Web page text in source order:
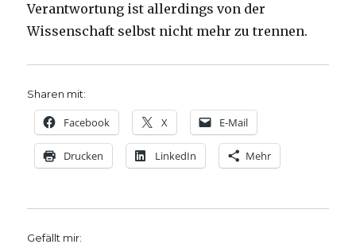
Verantwortung ist allerdings von der
Wissenschaft selbst nicht mehr zu trennen.
Sharen mit:
Facebook X E-Mail
Drucken LinkedIn Mehr
Gefällt mir: